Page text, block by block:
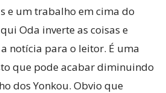
e um trabalho em cima do
Oda inverte as coisas e
notícia para o leitor. É uma
que pode acabar diminuindo
dos Yonkou. Obvio que